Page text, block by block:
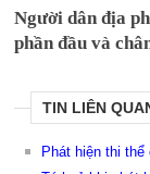
Người dân địa
phần đầu và
TIN LIÊN
Phát hiện thi